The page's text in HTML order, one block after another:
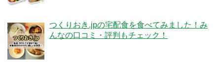
つくりおき.jpの宅配食を食べてみました！み
んなの口コミ・評判もチェック！